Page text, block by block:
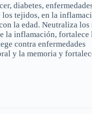
diabetes,
tejidos, en la
la edad. Neutraliza los
la inflamación, fortalece
contra enfermedades
y la memoria y